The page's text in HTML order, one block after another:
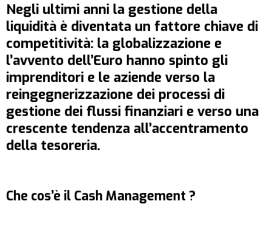
Negli ultimi anni la gestione della
liquidità è diventata un fattore chiave di
competitività: la globalizzazione e
l’avvento dell’Euro hanno spinto gli
imprenditori e le aziende verso la
reingegnerizzazione dei processi di
gestione dei flussi finanziari e verso una
crescente tendenza all’accentramento
della tesoreria.
Che cos’è il Cash Management ?